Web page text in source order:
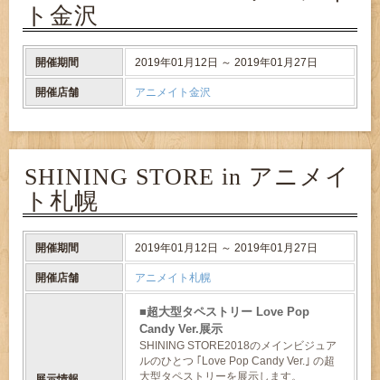
ト金沢
開催期間 2019年01月12日 ～ 2019年01月27日
開催店舗 アニメイト金沢
SHINING STORE in アニメイ
ト札幌
開催期間 2019年01月12日 ～ 2019年01月27日
開催店舗 アニメイト札幌
超大型タペストリー Love Pop
Candy Ver.展示
SHINING STORE2018のメインビジュア
ルのひとつ ｢Love Pop Candy Ver.｣ の超
大型タペストリーを展示します。